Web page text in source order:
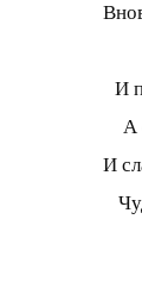
И
А
И